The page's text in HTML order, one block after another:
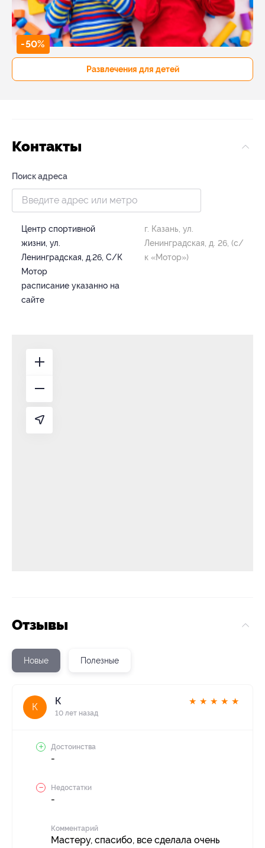
-50%
Развлечения для детей
Контакты
Поиск адреса
Центр спортивной
жизни, ул.
Ленинградская, д.26, С/К
Мотор
расписание указанно на
сайте
г. Казань, ул.
Ленинградская, д. 26, (с/
к «Мотор»)
Отзывы
Новые Полезные
К
К
10 лет назад
★ ★ ★ ★ ★
Достоинства
-
Недостатки
-
Комментарий
Мастеру, спасибо, все сделала очень